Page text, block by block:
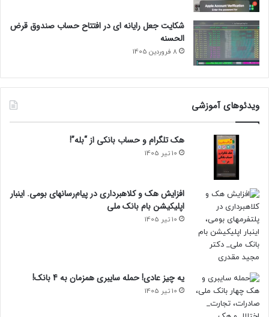
شکایت جعل رایانه ای در افتتاح حساب صندوق قرض
الحسنه
8 فروردین 1405
ویدئوهای آموزشی
هک تلگرام و حساب بانکی از “بله”!
10 تیر 1405
افزایش هک و کلاهبرداری در پیام‌رسانهای بومی. اینبار
اپلیکیشن بام‌ بانک ملی
10 تیر 1405
یه چیز عادی! حمله سایبری همزمان به 4 بانک!
10 تیر 1405